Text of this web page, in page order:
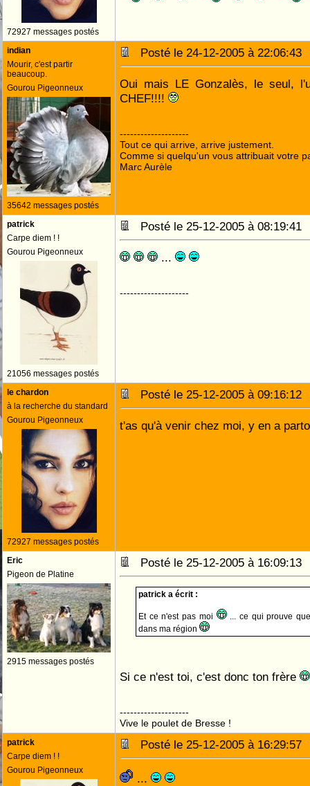
72927 messages postés
indian
Mourir, c'est partir
beaucoup.
Gourou Pigeonneux
35642 messages postés
Posté le 24-12-2005 à
Oui mais LE Gonzalès, le seul,
CHEF!!!!
--------------------
Tout ce qui arrive, arrive justement.
Comme si quelqu'un vous attribuait votre
Marc Aurèle
patrick
Carpe diem ! !
Gourou Pigeonneux
21056 messages postés
Posté le 25-12-2005 à
...
--------------------
le chardon
à la recherche du standard
Gourou Pigeonneux
72927 messages postés
Posté le 25-12-2005 à
t'as qu'à venir chez moi, y en a
Eric
Pigeon de Platine
2915 messages postés
Posté le 25-12-2005 à
patrick a écrit :
Et ce n'est pas moi
... ce qui prouve
dans ma région
Si ce n'est toi, c'est donc ton frère
--------------------
Vive le poulet de Bresse !
patrick
Carpe diem ! !
Gourou Pigeonneux
Posté le 25-12-2005 à
...